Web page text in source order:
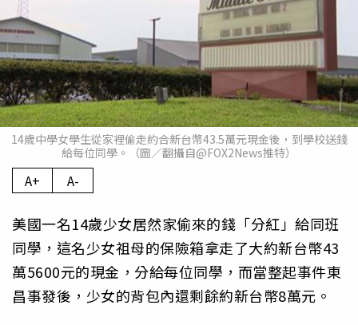
14歲中學女學生從家裡偷走約合新台幣43.5萬元現金後，到學校送錢
給每位同學。（圖／翻攝自@FOX2News推特）
A+ A-
美國一名14歲少女居然家偷來的錢「分紅」給同班
同學，這名少女祖母的保險箱拿走了大約新台幣43
萬5600元的現金，分給每位同學，而當整起事件東
昌事發後，少女的背包內還剩餘約新台幣8萬元。